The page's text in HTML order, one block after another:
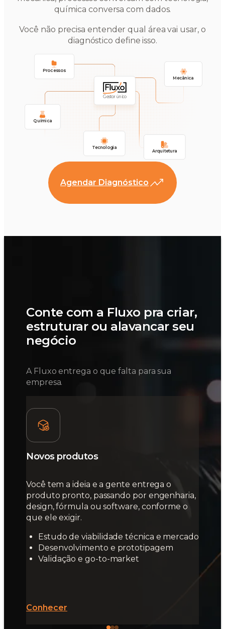
Processos
Gestor único
Mecânica
Tecnologia
Arquitetura
Química
química conversa com dados.
Você não precisa entender qual área vai usar, o
diagnóstico define isso.
Agendar Diagnóstico
Conte com a Fluxo pra criar,
estruturar ou alavancar seu
negócio
A Fluxo entrega o que falta para sua
empresa.
Novos produtos
Você tem a ideia e a gente entrega o
produto pronto, passando por engenharia,
design, fórmula ou software, conforme o
que ele exigir.
Estudo de viabilidade técnica e mercado
Desenvolvimento e prototipagem
Validação e go-to-market
Conhecer